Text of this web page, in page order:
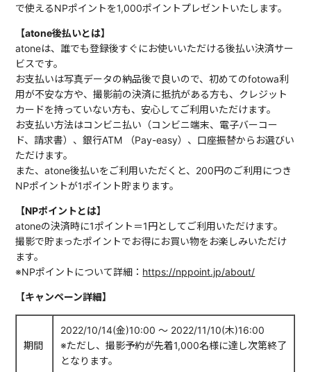
で使えるNPポイントを1,000ポイントプレゼントいたします。
【atone後払いとは】
atoneは、誰でも登録後すぐにお使いいただける後払い決済サー
ビスです。
お支払いは写真データの納品後で良いので、初めてのfotowa利
用が不安な方や、撮影前の決済に抵抗がある方も、クレジット
カードを持っていない方も、安心してご利用いただけます。
お支払い方法はコンビニ払い（コンビニ端末、電子バーコー
ド、請求書）、銀行ATM （Pay-easy）、口座振替からお選びい
ただけます。
また、atone後払いをご利用いただくと、200円のご利用につき
NPポイントが1ポイント貯まります。
【NPポイントとは】
atoneの決済時に1ポイント＝1円としてご利用いただけます。
撮影で貯まったポイントでお得にお買い物をお楽しみいただけ
ます。
※NPポイントについて詳細： https://nppoint.jp/about/
【キャンペーン詳細】
期間
2022/10/14(金)10:00 〜 2022/11/10(木)16:00
※ただし、撮影予約が先着1,000名様に達し次第終了
となります。